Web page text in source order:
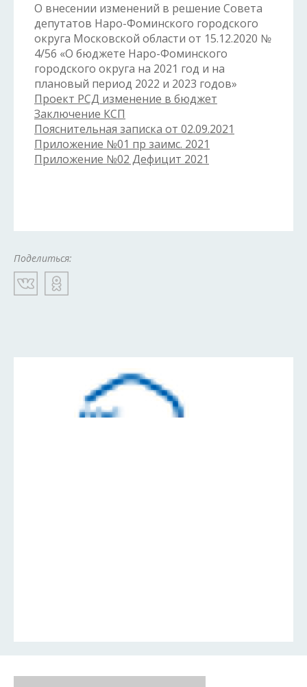
О внесении изменений в решение Совета
депутатов Наро-Фоминского городского
округа Московской области от 15.12.2020 №
4/56 «О бюджете Наро-Фоминского
городского округа на 2021 год и на
плановый период 2022 и 2023 годов»
Проект РСД изменение в бюджет
Заключение КСП
Пояснительная записка от 02.09.2021
Приложение №01 пр заимс. 2021
Приложение №02 Дефицит 2021
Поделиться: